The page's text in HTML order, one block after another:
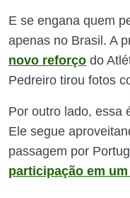
E se engana quem
apenas no Brasil. A
novo reforço do
Pedreiro tirou fotos
Por outro lado, essa
Ele segue
passagem por
participação em